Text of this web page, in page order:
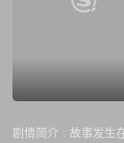
剧情简介 : 故事发生